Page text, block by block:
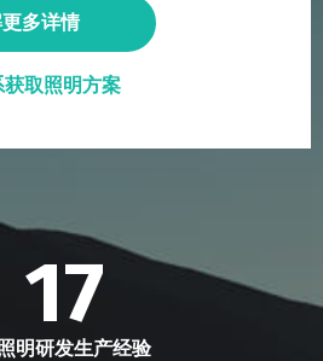
多详情
取照明方案
17
明研发生产经验